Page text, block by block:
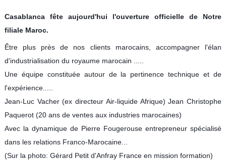
Spirale
Ring
Maintenance
Services
Découpe
d’eau
Soudure
alimentaire
Casablanca fête aujourd'hui l'ouverture officielle de Notre
filiale Maroc.
Être plus près de nos clients marocains, accompagner l'élan
d'industrialisation du royaume marocain .....
Une équipe constituée autour de la pertinence technique et de
l'expérience.....
Jean-Luc Vacher (ex directeur Air-liquide Afrique) Jean Christophe
Paquerot (20 ans de ventes aux industries marocaines)
Avec la dynamique de Pierre Fougerouse entrepreneur spécialisé
dans les relations Franco-Marocaine...
(Sur la photo: Gérard Petit d'Anfray France en mission formation)